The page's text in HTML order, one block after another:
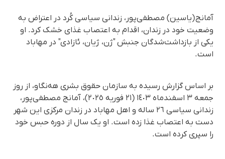
آمانج (یاسین) مصطفی‌پور، زندانی سیاسی کُرد در اعتراض به
وضعیت خود در زندان، اقدام به اعتصاب غذای خشک کرد. او
یکی از بازداشت‌شدگان جنبش "ژن، ژیان، ئازادی" در مهاباد
است.
بر اساس گزارش رسیده به سازمان حقوق بشری هه‌نگاو، از روز
جمعه ٣ اسفندماه ١٤٠٣ (٢١ فوریه ٢٠٢٥)، آمانج مصطفی‌پور،
زندانی سیاسی ٢٦ ساله و اهل مهاباد در زندان مرکزی این شهر
دست به اعتصاب غذا زده است. او یک سال از دوره حبس خود
را سپری کرده است.